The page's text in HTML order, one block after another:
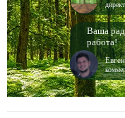
Ваша
работа!